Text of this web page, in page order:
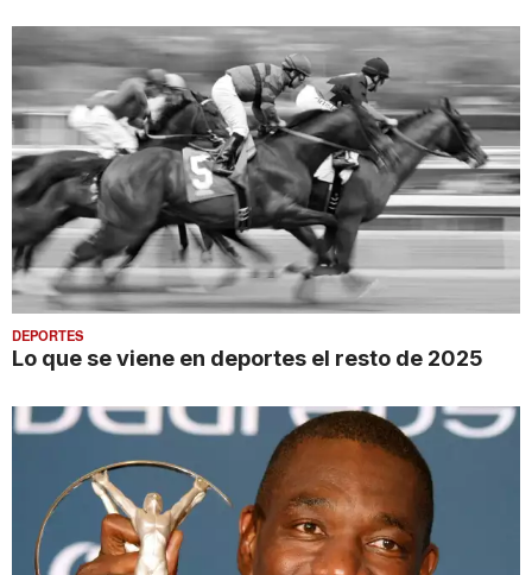
DEPORTES
Lo que se viene en deportes el resto de 2025